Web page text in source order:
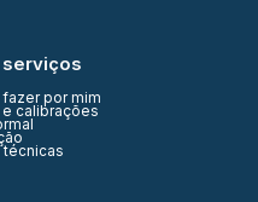
fazer por mim
e calibrações
técnicas